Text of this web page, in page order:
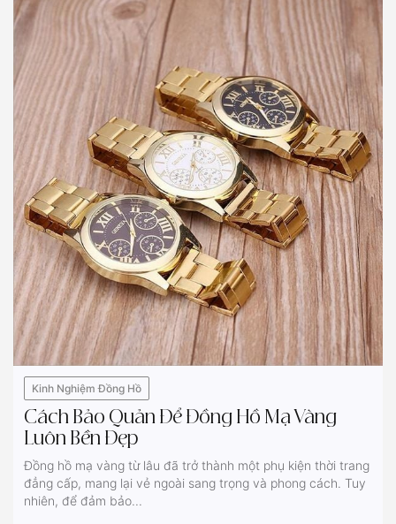
Kinh Nghiệm Đồng Hồ
Cách Bảo Quản Để Đồng Hồ Mạ Vàng
Luôn Bền Đẹp
Đồng hồ mạ vàng từ lâu đã trở thành một phụ kiện thời trang
đẳng cấp, mang lại vẻ ngoài sang trọng và phong cách. Tuy
nhiên, để đảm bảo...